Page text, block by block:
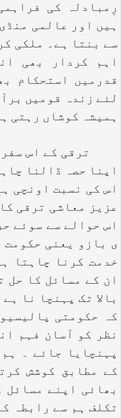
رِمبادلہ کی
ہیں اور عالمی
سے بنتا ہے۔ ملکی
اہم کردار بھی
قدرمیں استحکام
لئے زندہ قومیں
ہمیشہ کوشاں رہتی
ترقی کے اس سفر
اپنا حصہ ڈالنا
اس کی نسبت اونچی
عزیز معاشی ترقی
اس حوالے سے سوئے
ی بازو یعنی
خدمت کرنا چاہتا
ان کے مسائل کا حل
بالا تک پہنچا نا
کہ حکومتی
نظر کو آسان فہم
پہنچایا جائے ۔
کے مطابق کوشش
بھائی اپنے مسائل
تکلف ہم سے رابطہ